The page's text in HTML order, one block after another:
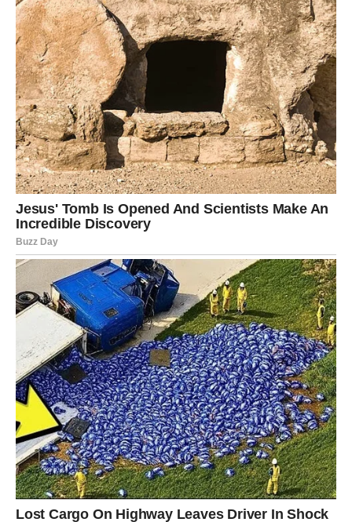
loših ljudi. Ove osobe neprestano iznose neistine ili
prilagođavaju priče prema situaciji, stvarajući tako
iskrivljenu verziju stvarnosti.
Na primjer, ako primijetite
da se nečije priče često mijenjaju ili se ne poklapaju, to
može biti znak da imate posla s osobom koja ne poštuje
istinu. Takvi ljudi često koriste laži kako bi izbjegli
odgovornost ili kako bi manipulisali drugima.Njihove laži
mogu biti izuzetno uvjerljive, ali ključ leži u njihovoj
dosljednoj promjeni narativa, što može biti zbunjujuće za
one koji su oko njih.
Negativna energija
Jedan od najlakših načina za prepoznavanje lošeg